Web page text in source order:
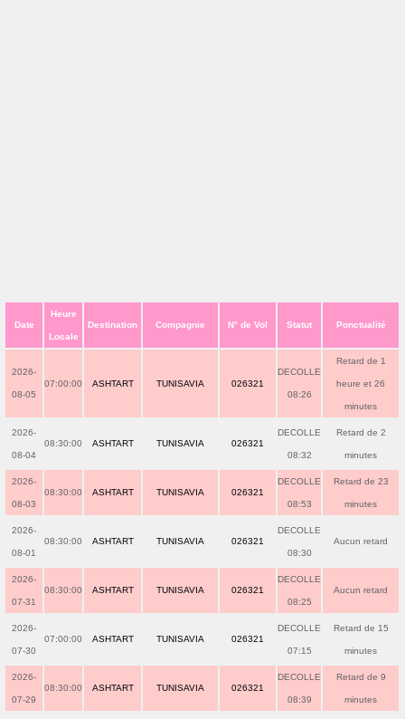
Date
Heure
Locale
Destination Compagnie N° de Vol Statut Ponctualité
2026-
08-05
07:00:00 ASHTART TUNISAVIA 026321
DECOLLE
08:26
Retard de 1
heure et 26
minutes
2026-
08-04
08:30:00 ASHTART TUNISAVIA 026321
DECOLLE
08:32
Retard de 2
minutes
2026-
08-03
08:30:00 ASHTART TUNISAVIA 026321
DECOLLE
08:53
Retard de 23
minutes
2026-
08-01
08:30:00 ASHTART TUNISAVIA 026321
DECOLLE
08:30
Aucun retard
2026-
07-31
08:30:00 ASHTART TUNISAVIA 026321
DECOLLE
08:25
Aucun retard
2026-
07-30
07:00:00 ASHTART TUNISAVIA 026321
DECOLLE
07:15
Retard de 15
minutes
2026-
07-29
08:30:00 ASHTART TUNISAVIA 026321
DECOLLE
08:39
Retard de 9
minutes